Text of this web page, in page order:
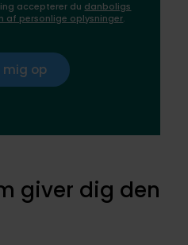
accepterer du danboligs
af personlige oplysninger.
mig op
giver dig den